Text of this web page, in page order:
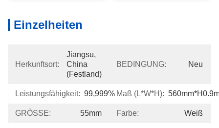
Einzelheiten
Herkunftsort:
Jiangsu,
China
(Festland)
BEDINGUNG: Neu
Leistungsfähigkeit: 99,999% Maß (L*W*H):
GRÖSSE: 55mm Farbe: Weiß